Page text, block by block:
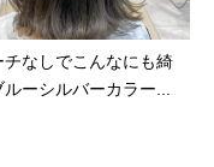
チなしでこんなにも綺
ーシルバーカラー...